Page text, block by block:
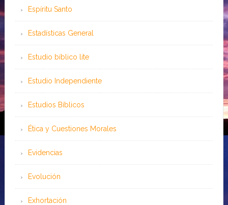
Espíritu Santo
Estadísticas General
Estudio bíblico lite
Estudio Independiente
Estudios Bíblicos
Ética y Cuestiones Morales
Evidencias
Evolución
Exhortación